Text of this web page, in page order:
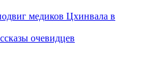
(14)
№99 4 августа
2014 г
медиков Цхинвала в
очевидцев